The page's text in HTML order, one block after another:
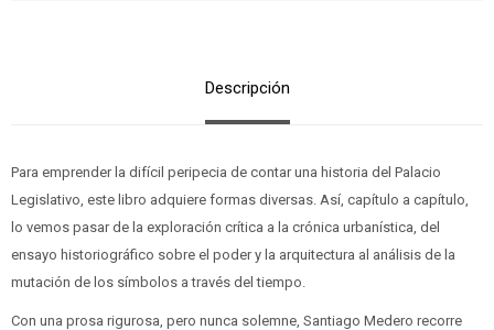
Descripción
Para emprender la difícil peripecia de contar una historia del Palacio
Legislativo, este libro adquiere formas diversas. Así, capítulo a capítulo,
lo vemos pasar de la exploración crítica a la crónica urbanística, del
ensayo historiográfico sobre el poder y la arquitectura al análisis de la
mutación de los símbolos a través del tiempo.
Con una prosa rigurosa, pero nunca solemne, Santiago Medero recorre